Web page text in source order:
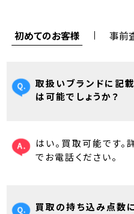
初めてのお客様 事前
取扱いブランドに記
は可能でしょうか？
はい。買取可能です
でお電話ください。
買取の持ち込み点数